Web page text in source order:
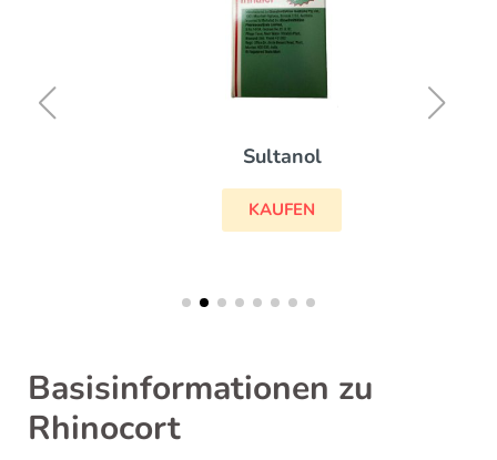
Sultanol
KAUFEN
Basisinformationen zu
Rhinocort